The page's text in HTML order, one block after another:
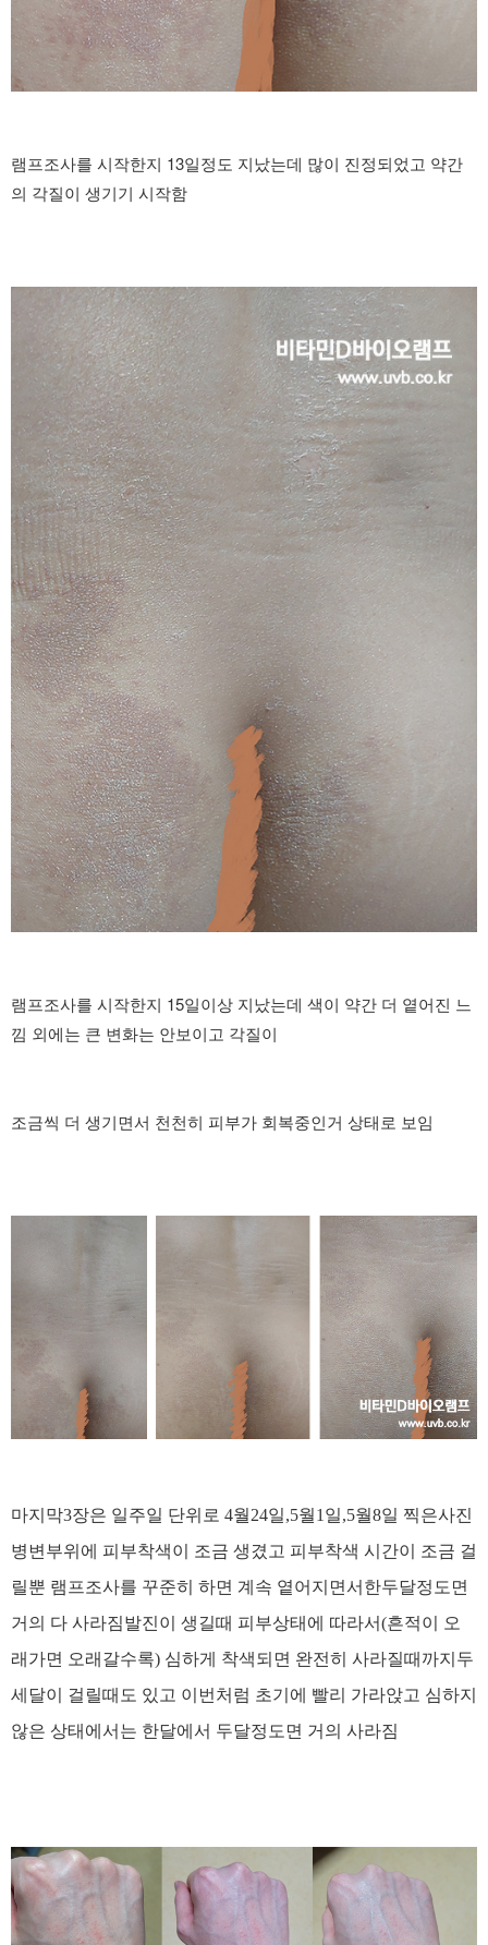
램프조사를 시작한지 13일정도 지났는데 많이 진정되었고 약간
의 각질이 생기기 시작함
램프조사를 시작한지 15일이상 지났는데 색이 약간 더 옅어진 느
낌 외에는 큰 변화는 안보이고 각질이
조금씩 더 생기면서 천천히 피부가 회복중인거 상태로 보임
마지막3장은 일주일 단위로 4월24일,5월1일,5월8일 찍은사진
병변부위에 피부착색이 조금 생겼고 피부착색 시간이 조금 걸
릴뿐 램프조사를 꾸준히 하면 계속 옅어지면서 ​한두달정도면
거의 다 사라짐 ​발진이 생길때 피부상태에 따라서(흔적이 오
래가면 오래갈수록) 심하게 착색되면 완전히 사라질때까지 ​두
세달이 걸릴때도 있고 이번처럼 초기에 빨리 가라앉고 심하지
않은 상태에서는 한달에서 두달정도면 거의 사라짐